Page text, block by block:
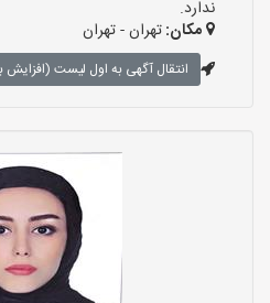
ندارد.
مکان:تهران - تهران
انتقال آگهی به اول لیست (افزایش